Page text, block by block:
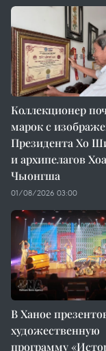
Коллекционер
марок с
Президента Хо
и архипелагов
Чыонгша
01/08/2026 03:00
В Ханое
художественную
программу